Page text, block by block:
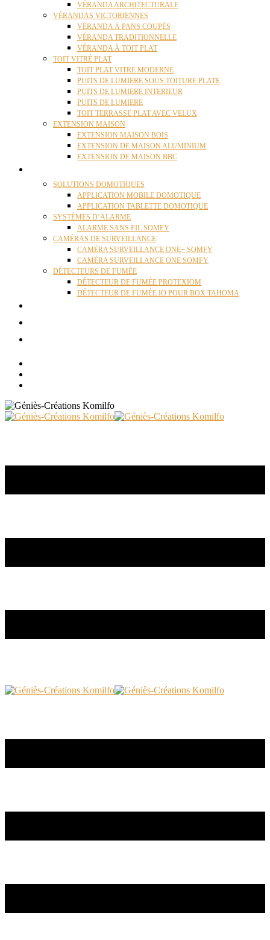
VÉRANDA ARCHITECTURALE
VÉRANDAS VICTORIENNES
VÉRANDA À PANS COUPÉS
VÉRANDA TRADITIONNELLE
VÉRANDA À TOIT PLAT
TOIT VITRÉ PLAT
TOIT PLAT VITRE MODERNE
PUITS DE LUMIERE SOUS TOITURE PLATE
PUITS DE LUMIERE INTERIEUR
PUITS DE LUMIERE
TOIT TERRASSE PLAT AVEC VELUX
EXTENSION MAISON
EXTENSION MAISON BOIS
EXTENSION DE MAISON ALUMINIUM
EXTENSION DE MAISON BBC
SOLUTIONS DOMOTIQUES
APPLICATION MOBILE DOMOTIQUE
APPLICATION TABLETTE DOMOTIQUE
SYSTÈMES D’ALARME
ALARME SANS FIL SOMFY
CAMÉRAS DE SURVEILLANCE
CAMÉRA SURVEILLANCE ONE+ SOMFY
CAMÉRA SURVEILLANCE ONE SOMFY
DÉTECTEURS DE FUMÉE
DÉTECTEUR DE FUMÉE PROTEXIOM
DÉTECTEUR DE FUMÉE IO POUR BOX TAHOMA